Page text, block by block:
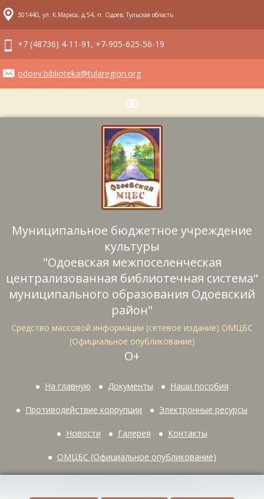
301440, ул. К.Маркса, д.54, п. Одоев, Тульская область
+7 (48736) 4-11-91, +7-905-625-56-19
odoev.biblioteka@tularegion.org
Муниципальное бюджетное учреждение
культуры
"Одоевская межпоселенческая
централизованная библиотечная система"
муниципального образования Одоевский
район"
Средство массовой информации (сетевое издание) ОМЦБС
(Официальное опубликование)
О+
На главную Документы Наши пособия
Противодействие коррупции Электронные ресурсы
Новости Галерея Контакты
ОМЦБС (Официальное опубликование)